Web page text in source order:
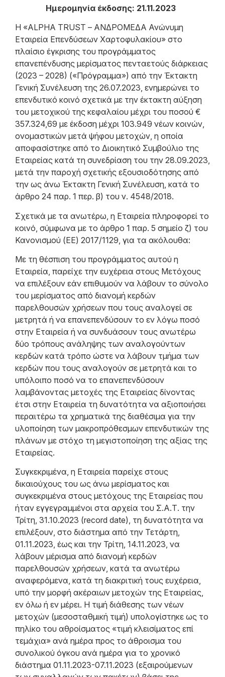
Ημερομηνία έκδοσης: 21.11.2023
Η «ALPHA TRUST – ΑΝΔΡΟΜΕΔΑ Ανώνυμη
Εταιρεία Επενδύσεων Χαρτοφυλακίου» στο
πλαίσιο έγκρισης του προγράμματος
επανεπένδυσης μερίσματος πενταετούς διάρκειας
(2023 – 2028) («Πρόγραμμα») από την Έκτακτη
Γενική Συνέλευση της 26.07.2023, ενημερώνει το
επενδυτικό κοινό σχετικά με την έκτακτη αύξηση
του μετοχικού της κεφαλαίου μέχρι του ποσού €
357.324,69 με έκδοση μέχρι 103.949 νέων κοινών,
ονομαστικών μετά ψήφου μετοχών, η οποία
αποφασίστηκε από το Διοικητικό Συμβούλιο της
Εταιρείας κατά τη συνεδρίαση του την 28.09.2023,
μετά την παροχή σχετικής εξουσιοδότησης από
την ως άνω Έκτακτη Γενική Συνέλευση, κατά το
άρθρο 24 παρ. 1 περ. β) του ν. 4548/2018.
Σχετικά με τα ανωτέρω, η Εταιρεία πληροφορεί το
κοινό, σύμφωνα με το άρθρο 1 παρ. 5 σημείο ζ) του
Κανονισμού (ΕΕ) 2017/1129, για τα ακόλουθα:
Με τη θέσπιση του προγράμματος αυτού η
Εταιρεία, παρείχε την ευχέρεια στους Μετόχους
να επιλέξουν εάν επιθυμούν να λάβουν το σύνολο
του μερίσματος από διανομή κερδών
παρελθουσών χρήσεων που τους αναλογεί σε
μετρητά ή να επανεπενδύσουν το εν λόγω ποσό
στην Εταιρεία ή να συνδυάσουν τους ανωτέρω
δύο τρόπους ανάληψης των αναλογούντων
κερδών κατά τρόπο ώστε να λάβουν τμήμα των
κερδών που τους αναλογούν σε μετρητά και το
υπόλοιπο ποσό να το επανεπενδύσουν
λαμβάνοντας μετοχές της Εταιρείας δίνοντας
έτσι στην Εταιρεία τη δυνατότητα να αξιοποιήσει
περαιτέρω τα χρηματικά της διαθέσιμα για την
υλοποίηση των μακροπρόθεσμων επενδυτικών της
πλάνων με στόχο τη μεγιστοποίηση της αξίας της
Εταιρείας.
Συγκεκριμένα, η Εταιρεία παρείχε στους
δικαιούχους του ως άνω μερίσματος και
συγκεκριμένα στους μετόχους της Εταιρείας που
ήταν εγγεγραμμένοι στα αρχεία του Σ.Α.Τ. την
Τρίτη, 31.10.2023 (record date), τη δυνατότητα να
επιλέξουν, στο διάστημα από την Τετάρτη,
01.11.2023, έως και την Τρίτη, 14.11.2023, να
λάβουν μέρισμα από διανομή κερδών
παρελθουσών χρήσεων, κατά τα ανωτέρω
αναφερόμενα, κατά τη διακριτική τους ευχέρεια,
υπό την μορφή ακέραιων μετοχών της Εταιρείας,
εν όλω ή εν μέρει. Η τιμή διάθεσης των νέων
μετοχών (μεσοσταθμική τιμή) υπολογίστηκε ως το
πηλίκο του αθροίσματος «τιμή κλεισίματος επί
τεμάχια» ανά ημέρα προς το άθροισμα του
συνολικού όγκου ανά ημέρα για το χρονικό
διάστημα 01.11.2023-07.11.2023 (εξαιρούμενων